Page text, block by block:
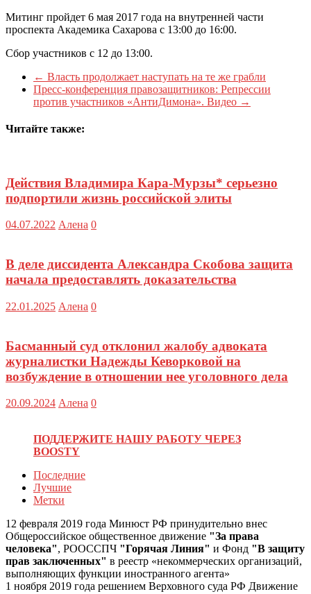
Митинг пройдет 6 мая 2017 года на внутренней части
проспекта Академика Сахарова с 13:00 до 16:00.
Сбор участников с 12 до 13:00.
← Власть продолжает наступать на те же грабли
Пресс-конференция правозащитников: Репрессии
против участников «АнтиДимона». Видео →
Читайте также:
Действия Владимира Кара-Мурзы* серьезно
подпортили жизнь российской элиты
04.07.2022 Алена 0
В деле диссидента Александра Скобова защита
начала предоставлять доказательства
22.01.2025 Алена 0
Басманный суд отклонил жалобу адвоката
журналистки Надежды Кеворковой на
возбуждение в отношении нее уголовного дела
20.09.2024 Алена 0
ПОДДЕРЖИТЕ НАШУ РАБОТУ ЧЕРЕЗ
BOOSTY
Последние
Лучшие
Метки
12 февраля 2019 года Минюст РФ принудительно внес
Общероссийское общественное движение "За права
человека", РООССПЧ "Горячая Линия" и Фонд "В защиту
прав заключенных" в реестр «некоммерческих организаций,
выполняющих функции иностранного агента»
1 ноября 2019 года решением Верховного суда РФ Движение